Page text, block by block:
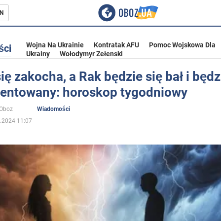
Ukrainie
Wojna Na Ukrainie Kontratak AFU
Pomoc Wojskowa Dla
Ukrainy
Wołodymyr Zełenski
zakocha, a Rak będzie się bał i
horoskop tygodniowy
Wiadomości
11:07